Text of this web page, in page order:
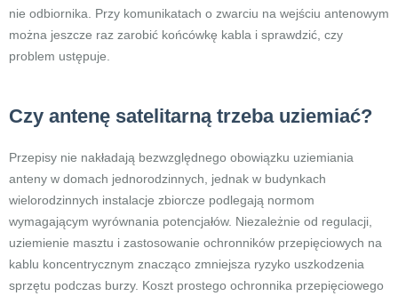
nie odbiornika. Przy komunikatach o zwarciu na wejściu antenowym
można jeszcze raz zarobić końcówkę kabla i sprawdzić, czy
problem ustępuje.
Czy antenę satelitarną trzeba uziemiać?
Przepisy nie nakładają bezwzględnego obowiązku uziemiania
anteny w domach jednorodzinnych, jednak w budynkach
wielorodzinnych instalacje zbiorcze podlegają normom
wymagającym wyrównania potencjałów. Niezależnie od regulacji,
uziemienie masztu i zastosowanie ochronników przepięciowych na
kablu koncentrycznym znacząco zmniejsza ryzyko uszkodzenia
sprzętu podczas burzy. Koszt prostego ochronnika przepięciowego